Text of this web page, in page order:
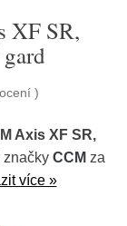
XF SR,
)
Axis XF SR,
značky CCM za
více »